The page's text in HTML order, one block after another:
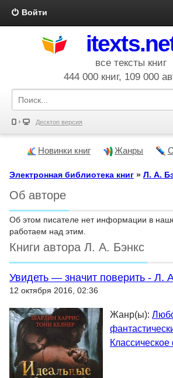
Войти
все тексты книг
444 000 книг, 109 000
Десктоп версия
Новинки книг Жанры
Электронная библиотека книг » Л. А.
Об авторе
Об этом писателе нет информации в
работаем над этим.
Книги автора Л. А. Бэнкс
Увидеть — значит поверить - Л.
12 октября 2016, 02:36
Жанр(ы):
Классическое